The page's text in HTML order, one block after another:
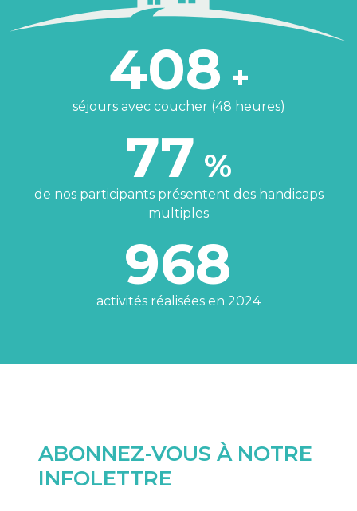
408 +
séjours avec coucher (48 heures)
77 %
de nos participants présentent des handicaps
multiples
968
activités réalisées en 2024
ABONNEZ-VOUS À NOTRE
INFOLETTRE